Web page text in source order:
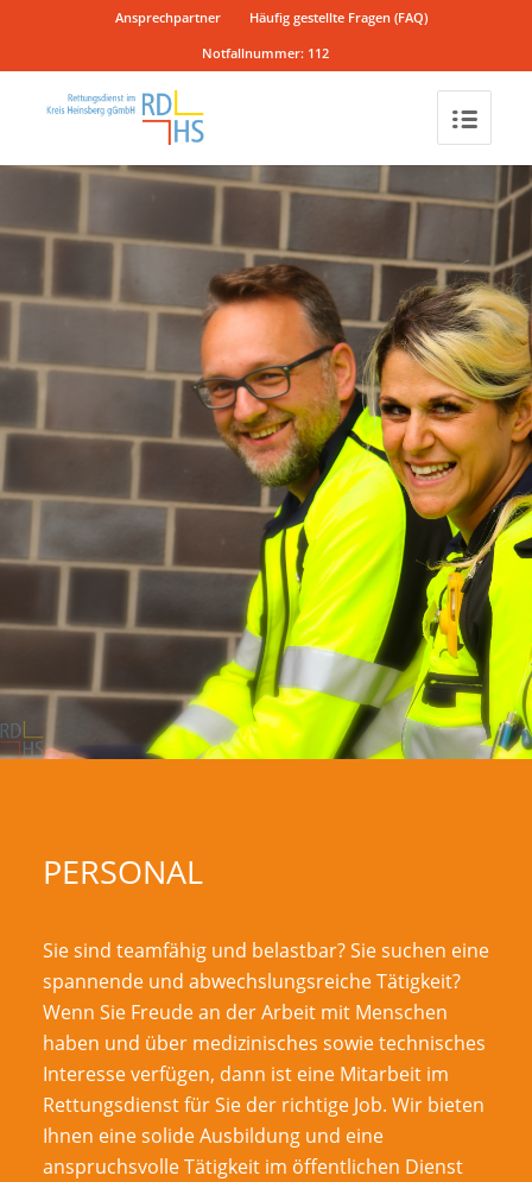
Ansprechpartner
Häufig gestellte Fragen (FAQ)
Notfallnummer: 112
PERSONAL
Sie sind teamfähig und belastbar? Sie suchen eine
spannende und abwechslungsreiche Tätigkeit?
Wenn Sie Freude an der Arbeit mit Menschen
haben und über medizinisches sowie technisches
Interesse verfügen, dann ist eine Mitarbeit im
Rettungsdienst für Sie der richtige Job. Wir bieten
Ihnen eine solide Ausbildung und eine
anspruchsvolle Tätigkeit im öffentlichen Dienst